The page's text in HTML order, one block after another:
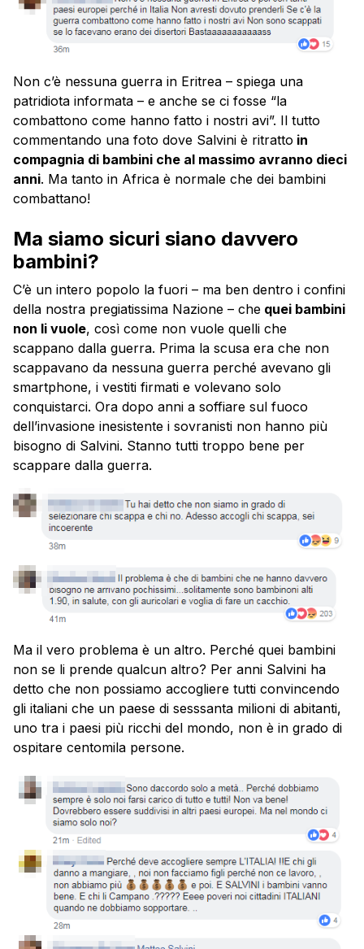
Non c’è nessuna guerra in Eritrea – spiega una
patridiota informata – e anche se ci fosse “la
combattono come hanno fatto i nostri avi”. Il tutto
commentando una foto dove Salvini è ritratto in
compagnia di bambini che al massimo avranno dieci
anni. Ma tanto in Africa è normale che dei bambini
combattano!
Ma siamo sicuri siano davvero
bambini?
C’è un intero popolo la fuori – ma ben dentro i confini
della nostra pregiatissima Nazione – che quei bambini
non li vuole, così come non vuole quelli che
scappano dalla guerra. Prima la scusa era che non
scappavano da nessuna guerra perché avevano gli
smartphone, i vestiti firmati e volevano solo
conquistarci. Ora dopo anni a soffiare sul fuoco
dell’invasione inesistente i sovranisti non hanno più
bisogno di Salvini. Stanno tutti troppo bene per
scappare dalla guerra.
Ma il vero problema è un altro. Perché quei bambini
non se li prende qualcun altro? Per anni Salvini ha
detto che non possiamo accogliere tutti convincendo
gli italiani che un paese di sesssanta milioni di abitanti,
uno tra i paesi più ricchi del mondo, non è in grado di
ospitare centomila persone.